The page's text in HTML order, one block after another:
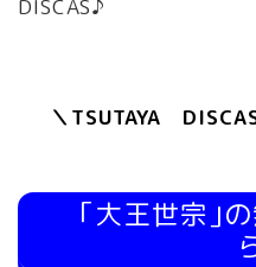
DISCAS♪
＼TSUTAYA
｢大王世宗｣